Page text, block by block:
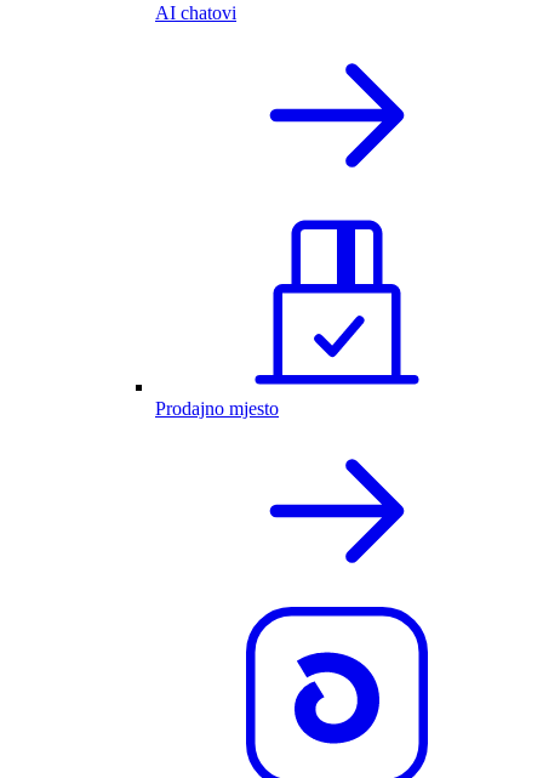
AI chatovi
Prodajno mjesto